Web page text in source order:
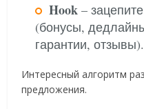
Hook –
(бонусы,
гарантии, отзывы).
Интересный алгоритм
предложения.